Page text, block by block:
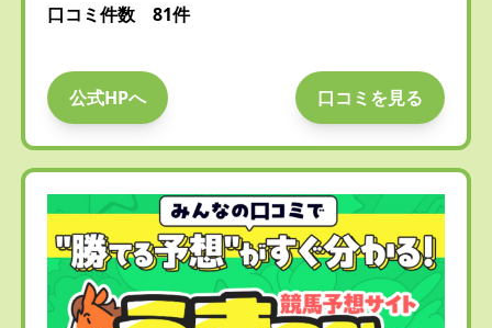
口コミ件数 81件
公式HPへ 口コミを見る